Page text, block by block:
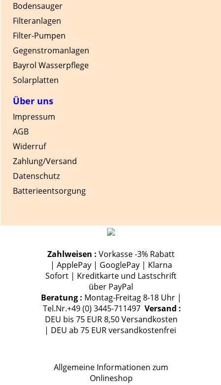
Bodensauger
Filteranlagen
Filter-Pumpen
Gegenstromanlagen
Bayrol Wasserpflege
Solarplatten
Über uns
Impressum
AGB
Widerruf
Zahlung/Versand
Datenschutz
Batterieentsorgung
Zahlweisen : Vorkasse -3% Rabatt
| ApplePay | GooglePay | Klarna
Sofort | Kreditkarte und Lastschrift
über PayPal
Beratung : Montag-Freitag 8-18 Uhr |
Tel.Nr.+49 (0) 3445-711497 Versand :
DEU bis 75 EUR 8,50 Versandkosten
| DEU ab 75 EUR versandkostenfrei
Allgemeine Informationen zum
Onlineshop